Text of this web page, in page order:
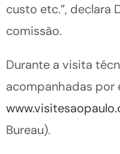
custo etc.”, declara
comissão.
Durante a visita
acompanhadas por
Bureau).